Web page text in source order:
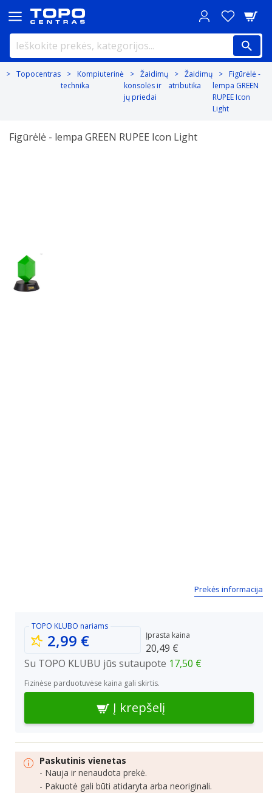
Topocentras
Kompiuterinė
technika
Žaidimų
konsolės ir
jų priedai
Žaidimų
atributika
Figūrėlė -
lempa GREEN
RUPEE Icon
Light
Figūrėlė - lempa GREEN RUPEE Icon Light
Prekės informacija
TOPO KLUBO nariams
2,99 € Įprasta kaina
20,49 €
Su TOPO KLUBU jūs sutaupote 17,50 €
Fizinėse parduotuvėse kaina gali skirtis.
Į krepšelį
Paskutinis vienetas
- Nauja ir nenaudota prekė.
- Pakuotė gali būti atidaryta arba neoriginali.